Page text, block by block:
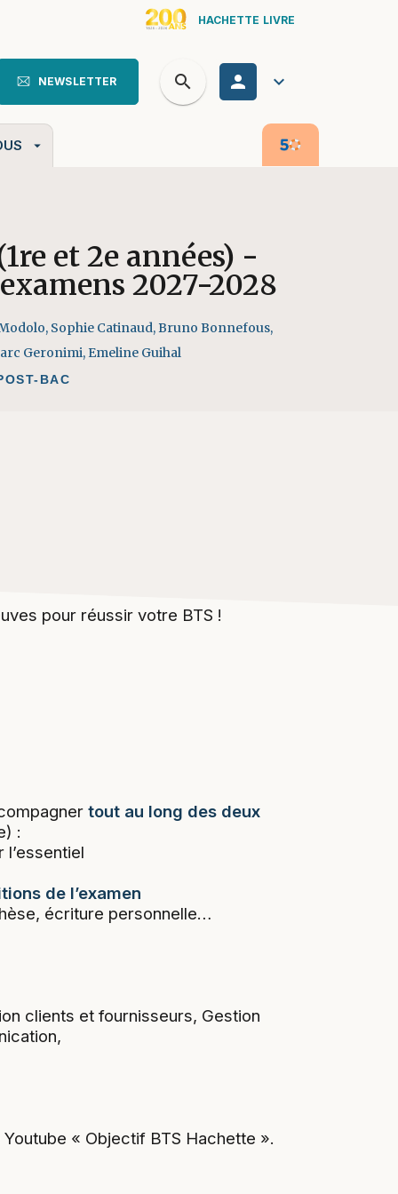
HACHETTE LIVRE
NEWSLETTER search personn keyboard_arrow_down
arrow_drop_down
search
et 2e années) -
2027-2028
, Sophie Catinaud,Bruno Bonnefous,
Geronimi, Emeline Guihal
BAC
pour réussir votre BTS !
tout au long des deux
:
de l’examen
écriture personnelle…
clients et fournisseurs, Gestion
« Objectif BTS Hachette ».